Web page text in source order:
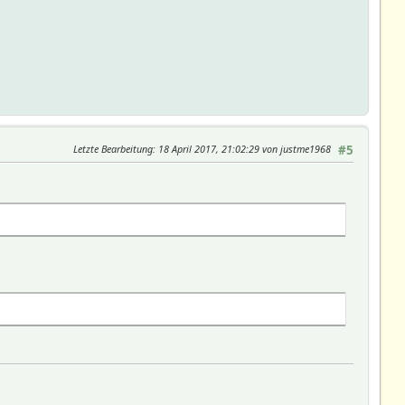
#5
Letzte Bearbeitung: 18 April 2017, 21:02:29 von justme1968